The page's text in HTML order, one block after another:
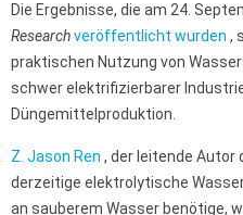
Die Ergebnisse, die am 24.
Researchveröffentlicht wurden ,
praktischen Nutzung von
schwer elektrifizierbarer
Düngemittelproduktion.
Z. Jason Ren , der leitende Autor
derzeitige elektrolytische
an sauberem Wasser benötige,